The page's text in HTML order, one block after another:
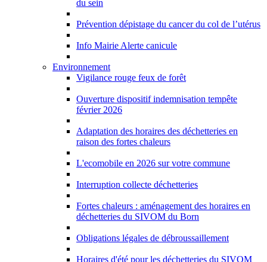
du sein
Prévention dépistage du cancer du col de l’utérus
Info Mairie Alerte canicule
Environnement
Vigilance rouge feux de forêt
Ouverture dispositif indemnisation tempête
février 2026
Adaptation des horaires des déchetteries en
raison des fortes chaleurs
L'ecomobile en 2026 sur votre commune
Interruption collecte déchetteries
Fortes chaleurs : aménagement des horaires en
déchetteries du SIVOM du Born
Obligations légales de débroussaillement
Horaires d'été pour les déchetteries du SIVOM